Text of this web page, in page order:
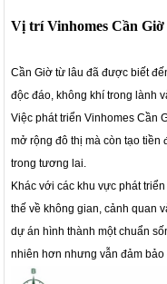
Vị trí Vinhomes Cần
Cần Giờ từ lâu đã được biết
độc đáo, không khí trong lành
Việc phát triển Vinhomes Cần
mở rộng đô thị mà còn tạo tiền
trong tương lai.
Khác với các khu vực phát
thế về không gian, cảnh quan
dự án hình thành một chuẩn
nhiên hơn nhưng vẫn đảm